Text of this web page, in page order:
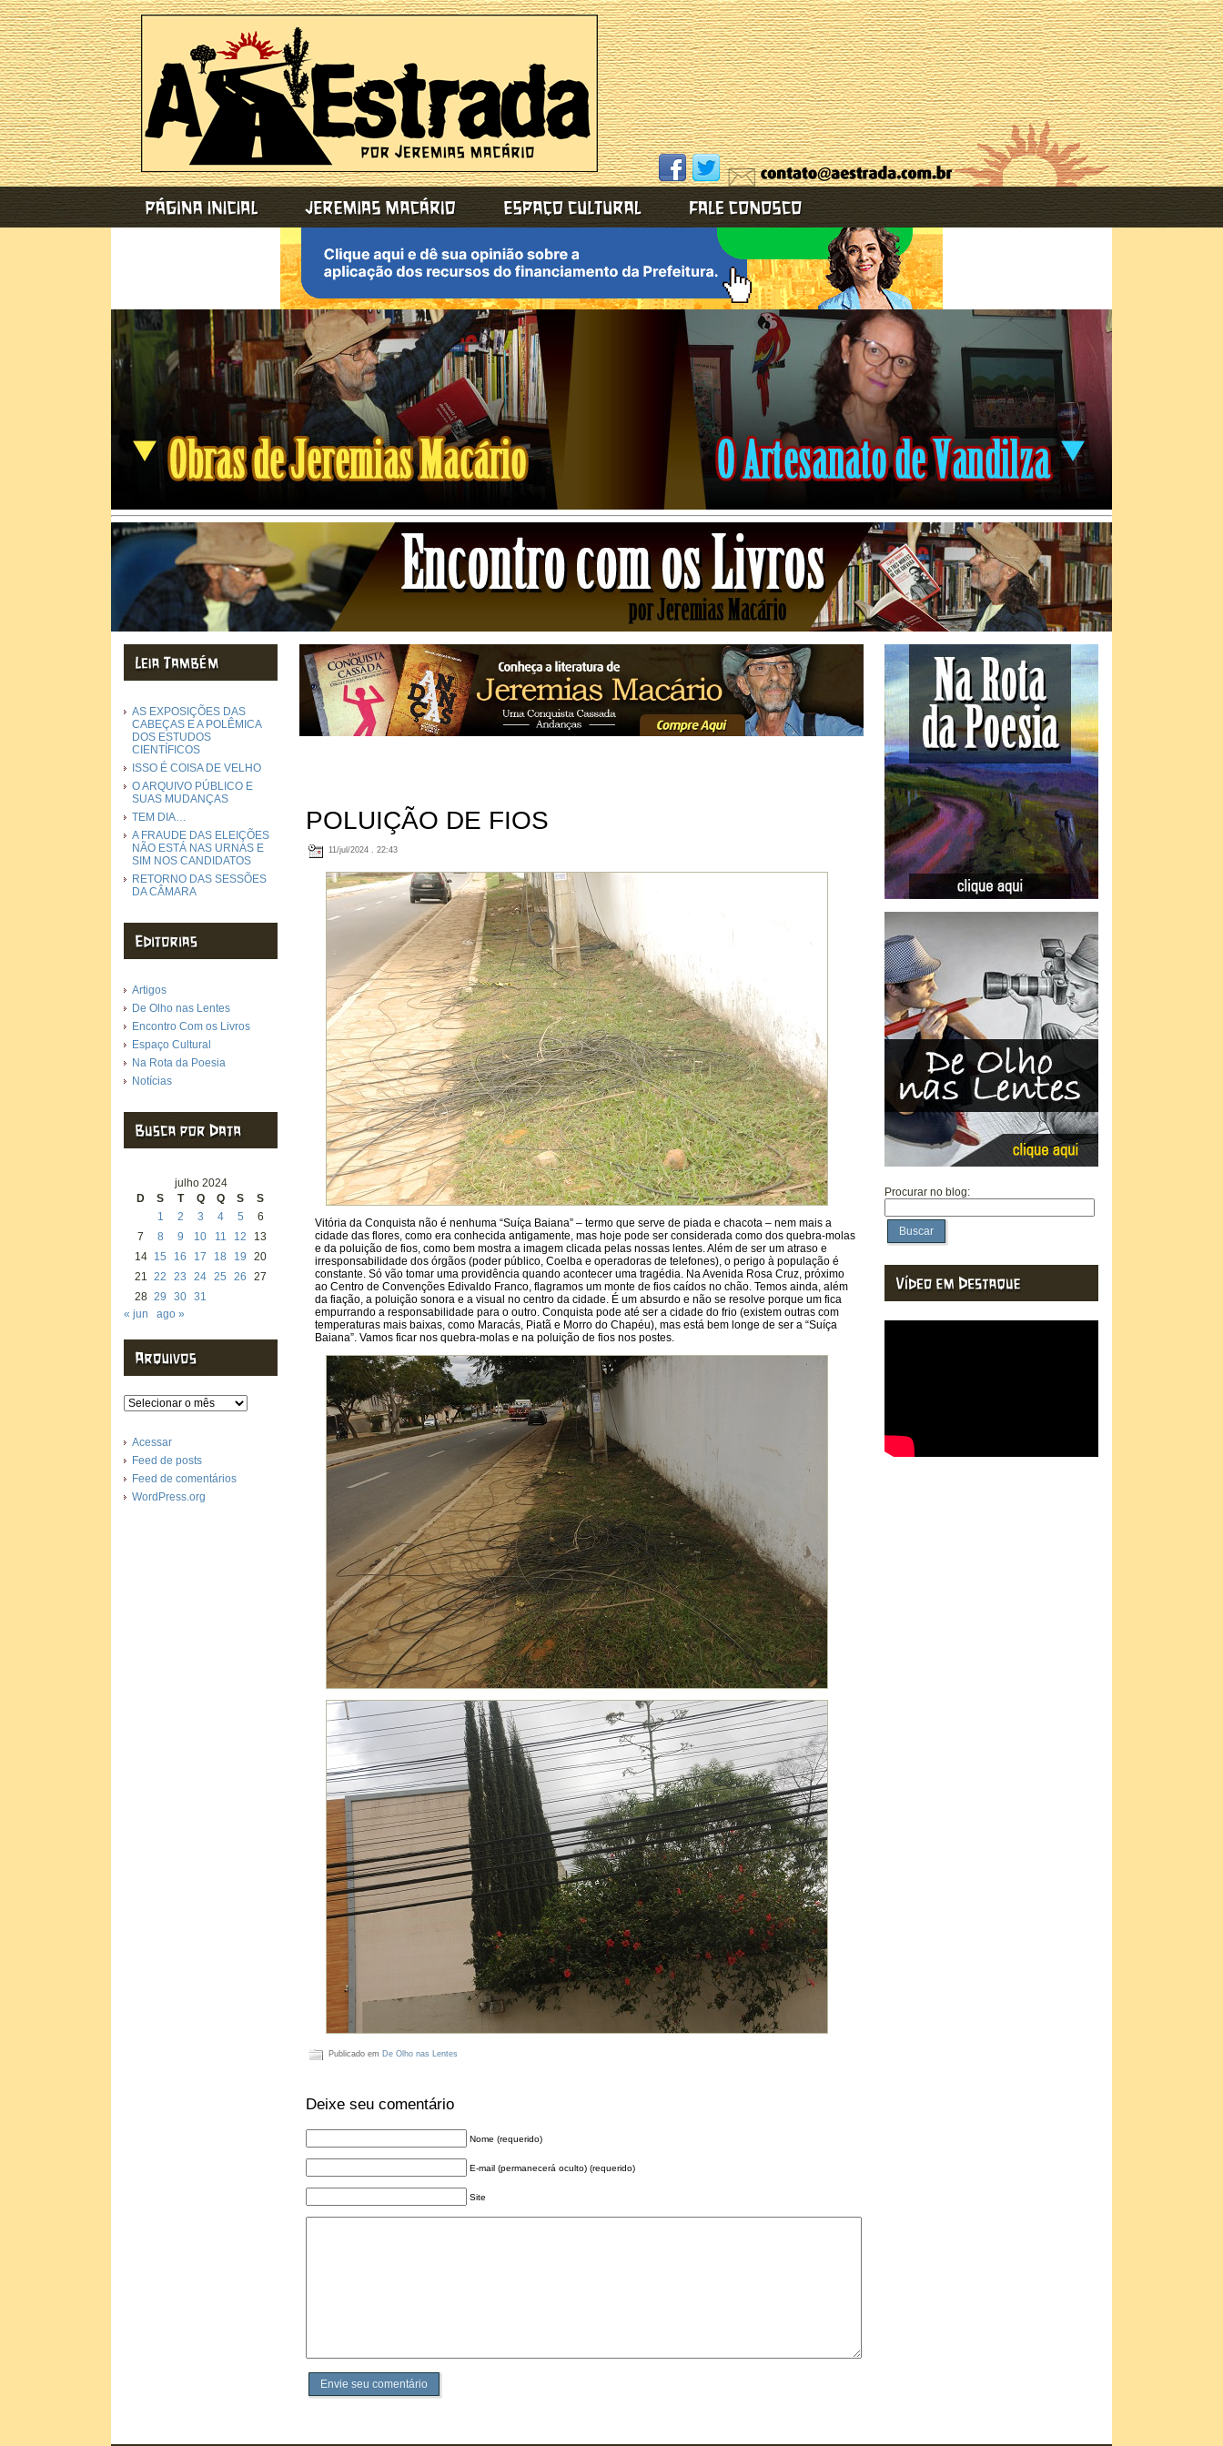
AS EXPOSIÇÕES DAS
CABEÇAS E A POLÊMICA
DOS ESTUDOS
CIENTÍFICOS
ISSO É COISA DE VELHO
O ARQUIVO PÚBLICO E
SUAS MUDANÇAS
TEM DIA…
A FRAUDE DAS ELEIÇÕES
NÃO ESTÁ NAS URNAS E
SIM NOS CANDIDATOS
RETORNO DAS SESSÕES
DA CÂMARA
Artigos
De Olho nas Lentes
Encontro Com os Livros
Espaço Cultural
Na Rota da Poesia
Notícias
julho 2024
D
S T Q Q S
S
1
2 3 4 5
6
7
8 9 10 11 12
13
14
15 16 17 18 19
20
21 22 23 24 25 26
27
28 29 30 31
« jun
ago »
Arquivos
Acessar
Feed de posts
Feed de comentários
WordPress.org
POLUIÇÃO DE FIOS
11/jul/2024 . 22:43
Vitória da Conquista não é nenhuma “Suíça Baiana” – termo que serve de piada e chacota – nem mais a
cidade das flores, como era conhecida antigamente, mas hoje pode ser considerada como dos quebra-molas
e da poluição de fios, como bem mostra a imagem clicada pelas nossas lentes. Além de ser um atraso e
irresponsabilidade dos órgãos (poder público, Coelba e operadoras de telefones), o perigo à população é
constante. Só vão tomar uma providência quando acontecer uma tragédia. Na Avenida Rosa Cruz, próximo
ao Centro de Convenções Edivaldo Franco, flagramos um monte de fios caídos no chão. Temos ainda, além
da fiação, a poluição sonora e a visual no centro da cidade. É um absurdo e não se resolve porque um fica
empurrando a responsabilidade para o outro. Conquista pode até ser a cidade do frio (existem outras com
temperaturas mais baixas, como Maracás, Piatã e Morro do Chapéu), mas está bem longe de ser a “Suíça
Baiana”. Vamos ficar nos quebra-molas e na poluição de fios nos postes.
Publicado em De Olho nas Lentes
Deixe seu comentário
Nome (requerido)
E-mail (permanecerá oculto) (requerido)
Site
Envie seu comentário
Procurar no blog:
Buscar